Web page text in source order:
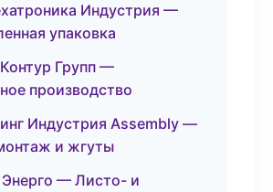
Индустрия —
упаковка
Групп —
производство
Индустрия Assembly —
и жгуты
— Листо- и